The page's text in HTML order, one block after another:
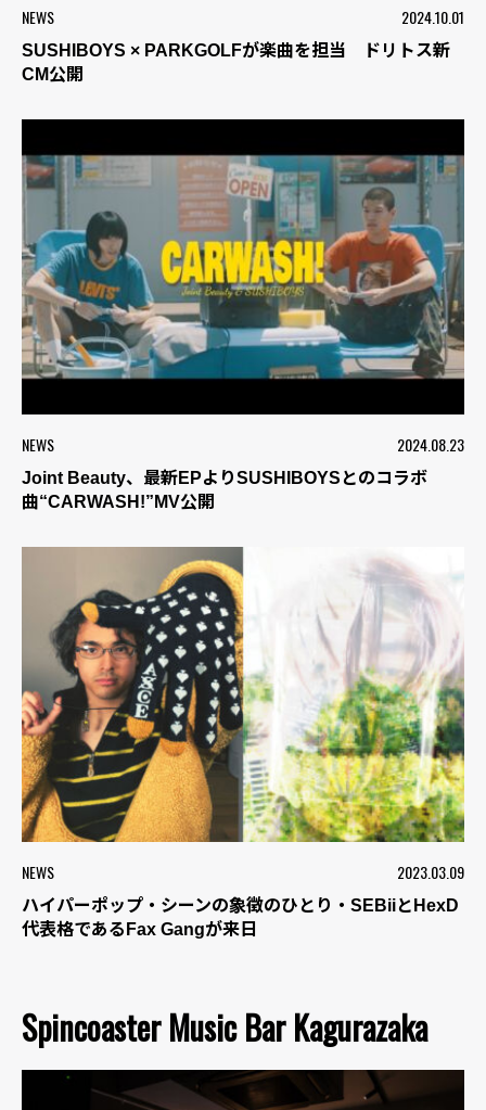
NEWS 2024.10.01
SUSHIBOYS × PARKGOLFが楽曲を担当 ドリトス新
CM公開
NEWS 2024.08.23
Joint Beauty、最新EPよりSUSHIBOYSとのコラボ
曲“CARWASH!”MV公開
NEWS 2023.03.09
ハイパーポップ・シーンの象徴のひとり・SEBiiとHexD
代表格であるFax Gangが来日
Spincoaster Music Bar Kagurazaka